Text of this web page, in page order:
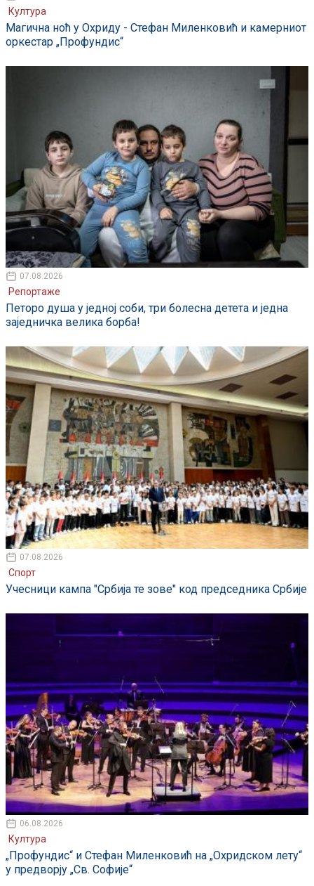
Култура
Магична ноћ у Охриду - Стефан Миленковић и камерниот
оркестар „Профундис“
07.08.2026
Репортаже
Петоро душа у једној соби, три болесна детета и једна
заједничка велика борба!
07.08.2026
Спорт
Учесници кампа "Србија те зове" код председника Србије
06.08.2026
Култура
„Профундис“ и Стефан Миленковић на „Охридском лету“
у предворју „Св. Софије“